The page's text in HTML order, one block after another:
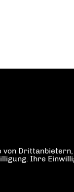
von
Ihre